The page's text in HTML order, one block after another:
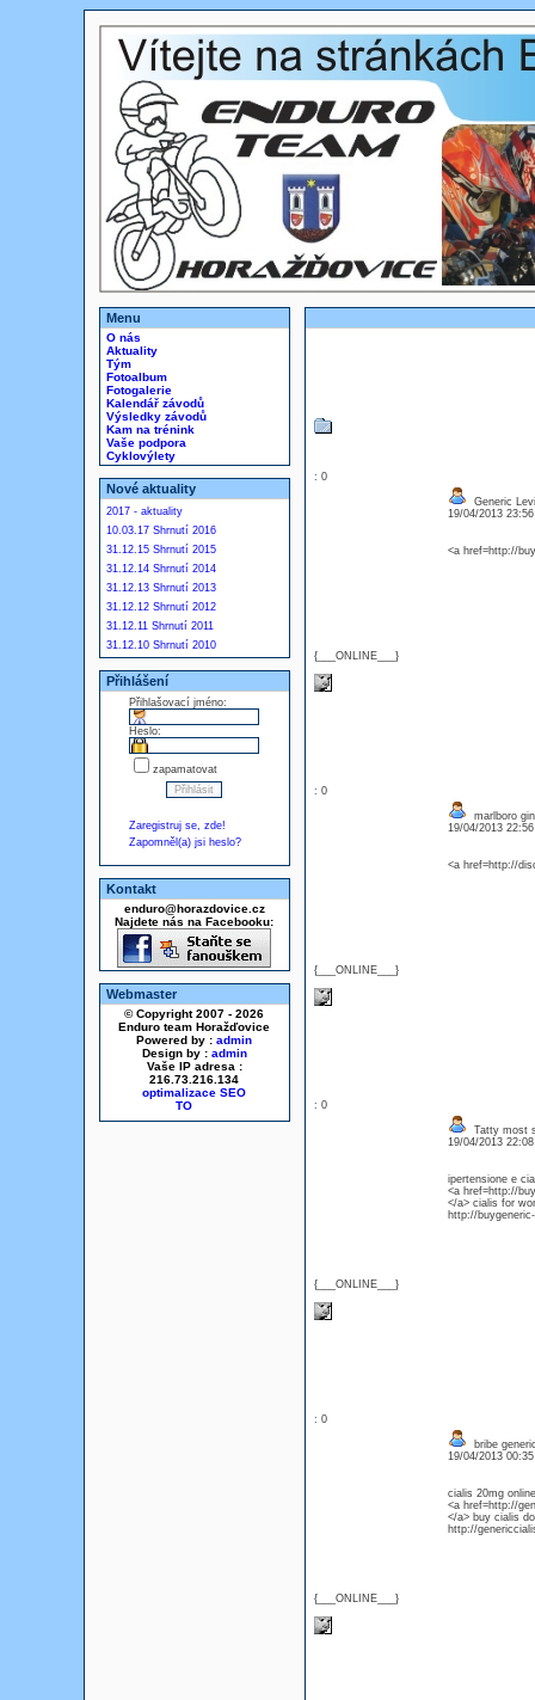
Menu
O nás
Aktuality
Tým
Fotoalbum
Fotogalerie
Kalendář závodů
Výsledky závodů
Kam na trénink
Vaše podpora
Cyklovýlety
Nové aktuality
2017 - aktuality
10.03.17 Shrnutí 2016
31.12.15 Shrnutí 2015
31.12.14 Shrnutí 2014
31.12.13 Shrnutí 2013
31.12.12 Shrnutí 2012
31.12.11 Shrnutí 2011
31.12.10 Shrnutí 2010
Přihlášení
Přihlašovací jméno:
Heslo:
zapamatovat
Zaregistruj se, zde!
Zapomněl(a) jsi heslo?
Kontakt
enduro@horazdovice.cz
Najdete nás na Facebooku:
Webmaster
© Copyright 2007 - 2026
Enduro team Horažďovice
Powered by : admin
Design by : admin
Vaše IP adresa :
216.73.216.134
optimalizace SEO
: 0
{___ONLINE___}
Generic
19/04/2013
<a href=http://
: 0
{___ONLINE___}
marlboro
19/04/2013
<a href=http://
: 0
{___ONLINE___}
Tatty most
19/04/2013
ipertensione e
<a href=http://
</a> cialis for
http://
: 0
{___ONLINE___}
bribe
19/04/2013
cialis 20mg
<a href=http://
</a> buy cialis
http://